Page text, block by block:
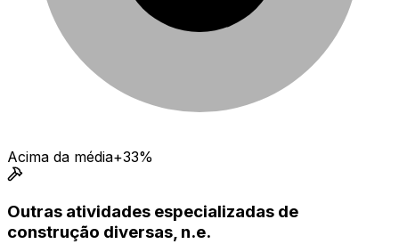
Acima da média+33%
Outras atividades especializadas de
construção diversas, n.e.